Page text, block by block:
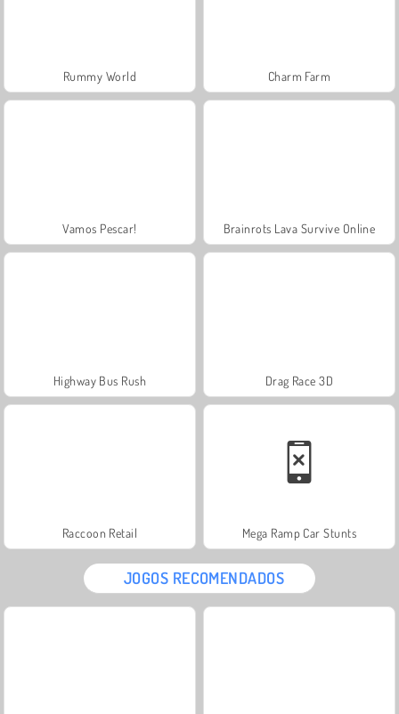
Rummy World Charm Farm
Vamos Pescar! Brainrots Lava Survive Online
Highway Bus Rush Drag Race 3D
Raccoon Retail Mega Ramp Car Stunts
JOGOS RECOMENDADOS